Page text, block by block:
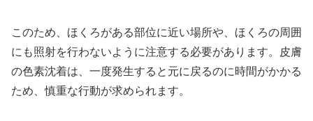
このため、ほくろがある部位に近い場所や、ほくろの周囲
にも照射を行わないように注意する必要があります。皮膚
の色素沈着は、一度発生すると元に戻るのに時間がかかる
ため、慎重な行動が求められます。